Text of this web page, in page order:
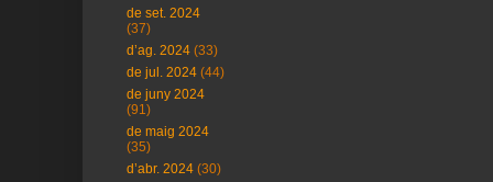
de set. 2024
(37)
d’ag. 2024 (33)
de jul. 2024 (44)
de juny 2024
(91)
de maig 2024
(35)
d’abr. 2024 (30)